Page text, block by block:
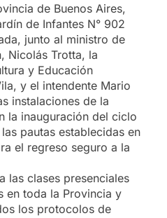
de Buenos Aires,
de Infantes N° 902
junto al ministro de
Nicolás Trotta, la
y Educación
y el intendente Mario
instalaciones de la
la inauguración del ciclo
pautas establecidas en
el regreso seguro a la
las clases presenciales
en toda la Provincia y
los protocolos de